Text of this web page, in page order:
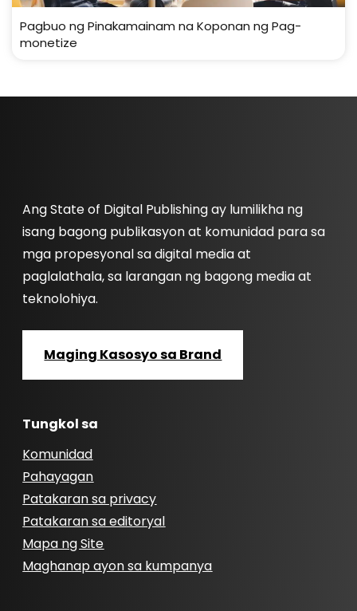
Pagbuo ng Pinakamainam na Koponan ng Pag-
monetize
Ang State of Digital Publishing ay lumilikha ng
isang bagong publikasyon at komunidad para sa
mga propesyonal sa digital media at
paglalathala, sa larangan ng bagong media at
teknolohiya.
Maging Kasosyo sa Brand
Tungkol sa
Komunidad
Pahayagan
Patakaran sa privacy
Patakaran sa editoryal
Mapa ng Site
Maghanap ayon sa kumpanya